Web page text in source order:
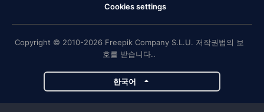
Cookies settings
Copyright © 2010-2026 Freepik Company S.L.U. 저작권법의 보
호를 받습니다..
한국어